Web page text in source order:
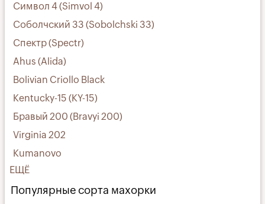
Символ 4 (Simvol 4)
Соболчский 33 (Sobolchski 33)
Спектр (Spectr)
Ahus (Alida)
Bolivian Criollo Black
Kentucky-15 (KY-15)
Бравый 200 (Bravyi 200)
Virginia 202
Kumanovo
ЕЩЁ
Популярные сорта махорки